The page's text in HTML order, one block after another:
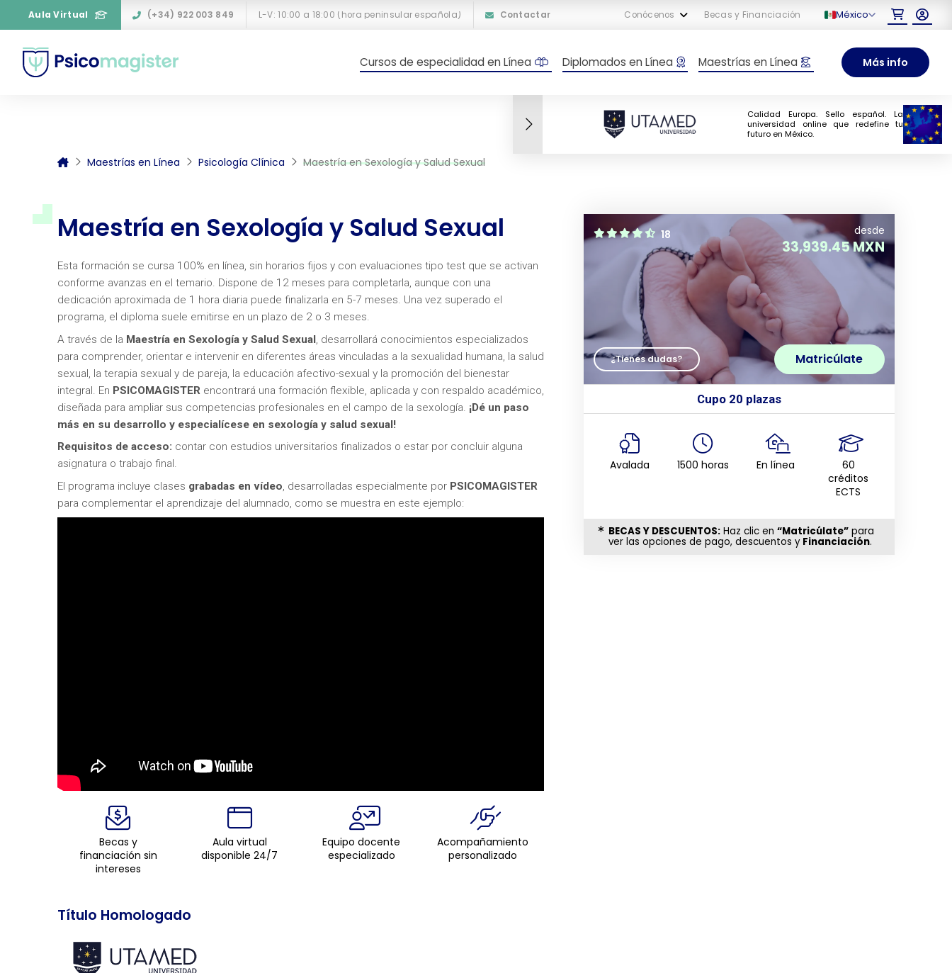
Aula Virtual (+34) 922 003 849 L-V: 10:00 a 18:00 (hora peninsular española) Contactar Conócenos Becas y Financiación México
Cursos de especialidad en Línea Diplomados en Línea Maestrías en Línea Más info
Calidad Europa. Sello español. La
universidad online que redefine tu
futuro en México.
Maestrías en Línea Psicología Clínica Maestría en Sexología y Salud Sexual
Maestría en Sexología y Salud Sexual
Esta formación se cursa 100% en línea, sin horarios fijos y con evaluaciones tipo test que se activan
conforme avanzas en el temario. Dispone de 12 meses para completarla, aunque con una
dedicación aproximada de 1 hora diaria puede finalizarla en 5-7 meses. Una vez superado el
programa, el diploma suele emitirse en un plazo de 2 o 3 meses.
A través de la Maestría en Sexología y Salud Sexual, desarrollará conocimientos especializados
para comprender, orientar e intervenir en diferentes áreas vinculadas a la sexualidad humana, la salud
sexual, la terapia sexual y de pareja, la educación afectivo-sexual y la promoción del bienestar
integral. En PSICOMAGISTERencontrará una formación flexible, aplicada y con respaldo académico,
diseñada para ampliar sus competencias profesionales en el campo de la sexología. ¡Dé un paso
más en su desarrollo y especialícese en sexología y salud sexual!
Requisitos de acceso: contar con estudios universitarios finalizados o estar por concluir alguna
asignatura o trabajo final.
El programa incluye clases grabadas en vídeo, desarrolladas especialmente por PSICOMAGISTER
para complementar el aprendizaje del alumnado, como se muestra en este ejemplo:
Becas y
financiación sin
intereses
Aula virtual
disponible 24/7
Equipo docente
especializado
Acompañamiento
personalizado
Título Homologado
18 desde
33,939.45 MXN
¿Tienes dudas? Matricúlate
Cupo 20 plazas
Avalada 1500 horas En línea
60
créditos
ECTS
BECAS Y DESCUENTOS:Haz clic en “Matricúlate”para
ver las opciones de pago, descuentos y Financiación.